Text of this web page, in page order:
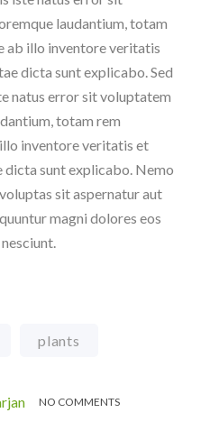
laudantium, totam
ab illo inventore veritatis
dicta sunt explicabo. Sed
natus error sit voluptatem
totam rem
inventore veritatis et
sunt explicabo. Nemo
sit aspernatur aut
magni dolores eos
plants
NO COMMENTS